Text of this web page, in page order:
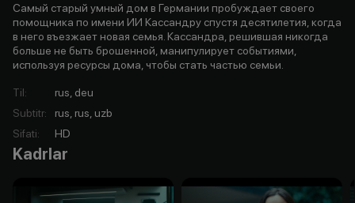
Самый старый умный дом в Германии пробуждает своего
помощника по имени ИИ Кассандру спустя десятилетия, когда
в него въезжает новая семья. Кассандра, решившая никогда
больше не быть брошенной, манипулирует событиями,
используя ресурсы дома, чтобы стать частью семьи.
Til:
rus, deu
Subtitr:
rus, rus, uzb
Sifati: HD
Kadrlar